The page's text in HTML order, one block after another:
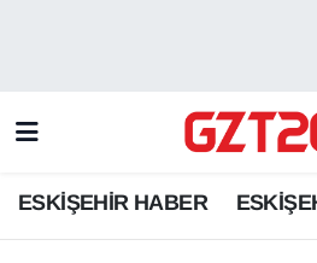
ESKİŞEHİR HABER
ESKİŞEHİRSPOR
GÜNDEM
Odunpazarı Trafik
Süper Lig Puan Durumu